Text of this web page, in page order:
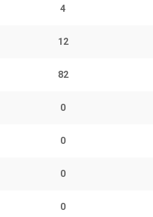
4
12
82
0
0
0
0